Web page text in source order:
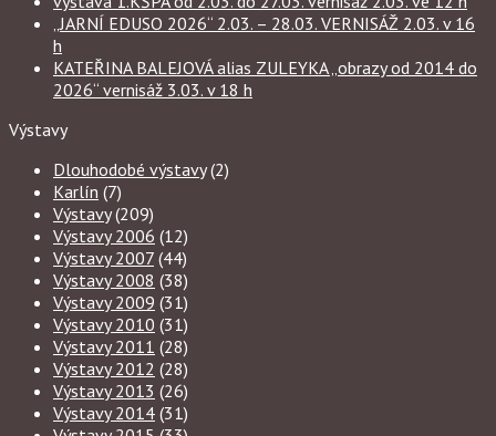
„JARNÍ EDUSO 2026“ 2.03. – 28.03. VERNISÁŽ 2.03. v 16
h
KATEŘINA BALEJOVÁ alias ZULEYKA „obrazy od 2014 do
2026“ vernisáž 3.03. v 18 h
Výstavy
Dlouhodobé výstavy(2)
Karlín (7)
Výstavy(209)
Výstavy 2006 (12)
Výstavy 2007 (44)
Výstavy 2008 (38)
Výstavy 2009 (31)
Výstavy 2010 (31)
Výstavy 2011 (28)
Výstavy 2012 (28)
Výstavy 2013 (26)
Výstavy 2014 (31)